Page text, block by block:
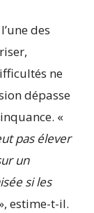
des
ne
dépasse
«
pas élever
un
si les
estime-t-il.